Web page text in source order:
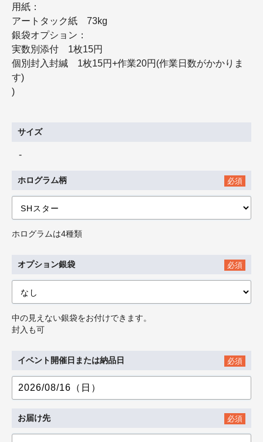
用紙：
アートタック紙 73kg
銀袋オプション：
実数別添付 1枚15円
個別封入封緘 1枚15円+作業20円(作業日数がかかりま
す)
)
サイズ
-
ホログラム柄 必須
ホログラムは4種類
オプション銀袋 必須
中の見えない銀袋をお付けできます。
封入も可
イベント開催日または納品日 必須
お届け先 必須